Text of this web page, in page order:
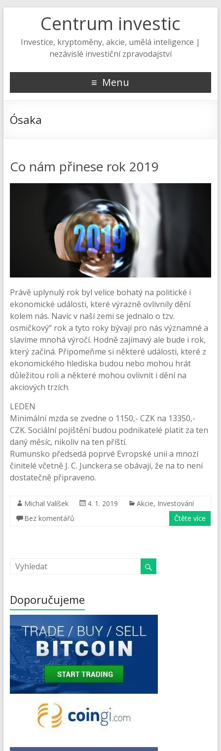
Centrum investic
Investice, kryptoměny, akcie, umělá inteligence |
nezávislé investiční zpravodajství
Menu
Ósaka
Co nám přinese rok 2019
Právě uplynulý rok byl velice bohatý na politické i
ekonomické události, které výrazně ovlivnily dění
kolem nás. Navíc v naší zemi se jednalo o tzv.
osmičkový“ rok a tyto roky bývají pro nás významné a
slavíme mnohá výročí. Hodně zajímavý ale bude i rok,
který začíná. Připomeňme si některé události, které z
ekonomického hlediska budou nebo mohou hrát
důležitou roli a některé mohou ovlivnit i dění na
akciových trzích.
LEDEN
Minimální mzda se zvedne o 1150,- CZK na 13350,-
CZK. Sociální pojištění budou podnikatelé platit za ten
daný měsíc, nikoliv na ten příští.
Rumunsko předsedá poprvé Evropské unii a mnozí
činitelé včetně J. C. Junckera se obávají, že na to není
dostatečně připraveno.
Michal Valíšek 4. 1. 2019 Akcie, Investování
Bez komentářů
Čtěte více
Doporučujeme